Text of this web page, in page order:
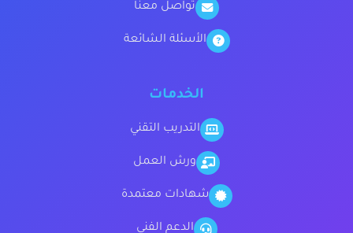
تواصل معنا
الأسئلة الشائعة
الخدمات
التدريب التقني
ورش العمل
شهادات معتمدة
الدعم الفني